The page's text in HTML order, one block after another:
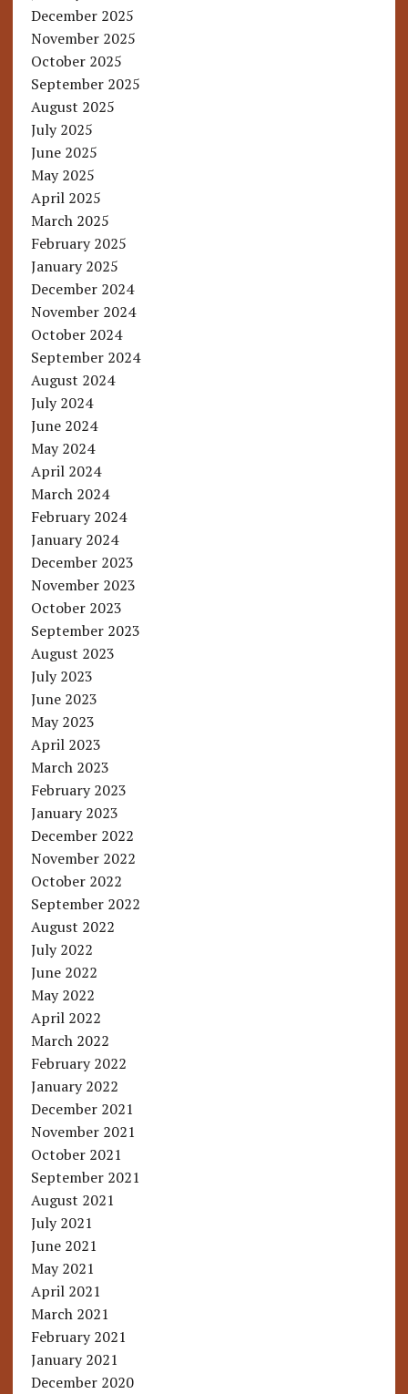
December 2025
November 2025
October 2025
September 2025
August 2025
July 2025
June 2025
May 2025
April 2025
March 2025
February 2025
January 2025
December 2024
November 2024
October 2024
September 2024
August 2024
July 2024
June 2024
May 2024
April 2024
March 2024
February 2024
January 2024
December 2023
November 2023
October 2023
September 2023
August 2023
July 2023
June 2023
May 2023
April 2023
March 2023
February 2023
January 2023
December 2022
November 2022
October 2022
September 2022
August 2022
July 2022
June 2022
May 2022
April 2022
March 2022
February 2022
January 2022
December 2021
November 2021
October 2021
September 2021
August 2021
July 2021
June 2021
May 2021
April 2021
March 2021
February 2021
January 2021
December 2020